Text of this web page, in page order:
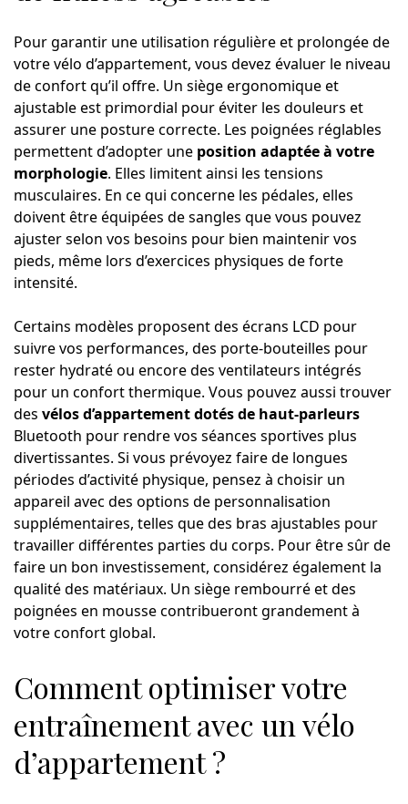
Pour garantir une utilisation régulière et prolongée de
votre vélo d’appartement, vous devez évaluer le niveau
de confort qu’il offre. Un siège ergonomique et
ajustable est primordial pour éviter les douleurs et
assurer une posture correcte. Les poignées réglables
permettent d’adopter une position adaptée à votre
morphologie. Elles limitent ainsi les tensions
musculaires. En ce qui concerne les pédales, elles
doivent être équipées de sangles que vous pouvez
ajuster selon vos besoins pour bien maintenir vos
pieds, même lors d’exercices physiques de forte
intensité.
Certains modèles proposent des écrans LCD pour
suivre vos performances, des porte-bouteilles pour
rester hydraté ou encore des ventilateurs intégrés
pour un confort thermique. Vous pouvez aussi trouver
des vélos d’appartement dotés de haut-parleurs
Bluetooth pour rendre vos séances sportives plus
divertissantes. Si vous prévoyez faire de longues
périodes d’activité physique, pensez à choisir un
appareil avec des options de personnalisation
supplémentaires, telles que des bras ajustables pour
travailler différentes parties du corps. Pour être sûr de
faire un bon investissement, considérez également la
qualité des matériaux. Un siège rembourré et des
poignées en mousse contribueront grandement à
votre confort global.
Comment optimiser votre
entraînement avec un vélo
d’appartement ?